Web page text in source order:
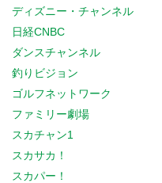
ディズニー・チャンネル
日経CNBC
ダンスチャンネル
釣りビジョン
ゴルフネットワーク
ファミリー劇場
スカチャン1
スカサカ！
スカパー！